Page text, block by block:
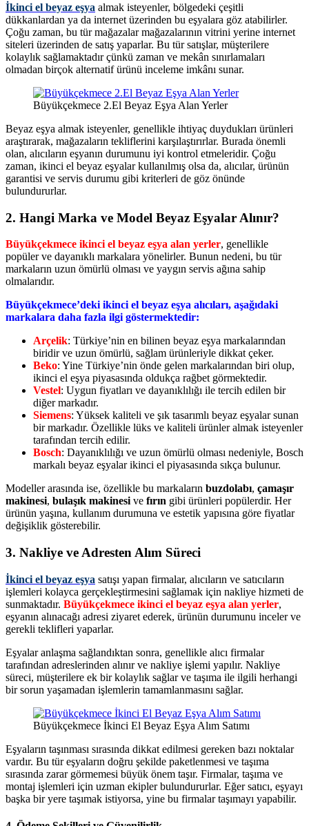
İkinci el beyaz eşya almak isteyenler, bölgedeki çeşitli
dükkanlardan ya da internet üzerinden bu eşyalara göz atabilirler.
Çoğu zaman, bu tür mağazalar mağazalarının vitrini yerine internet
siteleri üzerinden de satış yaparlar. Bu tür satışlar, müşterilere
kolaylık sağlamaktadır çünkü zaman ve mekân sınırlamaları
olmadan birçok alternatif ürünü inceleme imkânı sunar.
Büyükçekmece 2.El Beyaz Eşya Alan Yerler
Beyaz eşya almak isteyenler, genellikle ihtiyaç duydukları ürünleri
araştırarak, mağazaların tekliflerini karşılaştırırlar. Burada önemli
olan, alıcıların eşyanın durumunu iyi kontrol etmeleridir. Çoğu
zaman, ikinci el beyaz eşyalar kullanılmış olsa da, alıcılar, ürünün
garantisi ve servis durumu gibi kriterleri de göz önünde
bulundururlar.
2. Hangi Marka ve Model Beyaz Eşyalar Alınır?
Büyükçekmece ikinci el beyaz eşya alan yerler, genellikle
popüler ve dayanıklı markalara yönelirler. Bunun nedeni, bu tür
markaların uzun ömürlü olması ve yaygın servis ağına sahip
olmalarıdır.
Büyükçekmece’deki ikinci el beyaz eşya alıcıları, aşağıdaki
markalara daha fazla ilgi göstermektedir:
Arçelik: Türkiye’nin en bilinen beyaz eşya markalarından
biridir ve uzun ömürlü, sağlam ürünleriyle dikkat çeker.
Beko: Yine Türkiye’nin önde gelen markalarından biri olup,
ikinci el eşya piyasasında oldukça rağbet görmektedir.
Vestel: Uygun fiyatları ve dayanıklılığı ile tercih edilen bir
diğer markadır.
Siemens: Yüksek kaliteli ve şık tasarımlı beyaz eşyalar sunan
bir markadır. Özellikle lüks ve kaliteli ürünler almak isteyenler
tarafından tercih edilir.
Bosch: Dayanıklılığı ve uzun ömürlü olması nedeniyle, Bosch
markalı beyaz eşyalar ikinci el piyasasında sıkça bulunur.
Modeller arasında ise, özellikle bu markaların buzdolabı, çamaşır
makinesi, bulaşık makinesi ve fırın gibi ürünleri popülerdir. Her
ürünün yaşına, kullanım durumuna ve estetik yapısına göre fiyatlar
değişiklik gösterebilir.
3. Nakliye ve Adresten Alım Süreci
İkinci el beyaz eşya satışı yapan firmalar, alıcıların ve satıcıların
işlemleri kolayca gerçekleştirmesini sağlamak için nakliye hizmeti de
sunmaktadır. Büyükçekmece ikinci el beyaz eşya alan yerler,
eşyanın alınacağı adresi ziyaret ederek, ürünün durumunu inceler ve
gerekli teklifleri yaparlar.
Eşyalar anlaşma sağlandıktan sonra, genellikle alıcı firmalar
tarafından adreslerinden alınır ve nakliye işlemi yapılır. Nakliye
süreci, müşterilere ek bir kolaylık sağlar ve taşıma ile ilgili herhangi
bir sorun yaşamadan işlemlerin tamamlanmasını sağlar.
Büyükçekmece İkinci El Beyaz Eşya Alım Satımı
Eşyaların taşınması sırasında dikkat edilmesi gereken bazı noktalar
vardır. Bu tür eşyaların doğru şekilde paketlenmesi ve taşıma
sırasında zarar görmemesi büyük önem taşır. Firmalar, taşıma ve
montaj işlemleri için uzman ekipler bulundururlar. Eğer satıcı, eşyayı
başka bir yere taşımak istiyorsa, yine bu firmalar taşımayı yapabilir.